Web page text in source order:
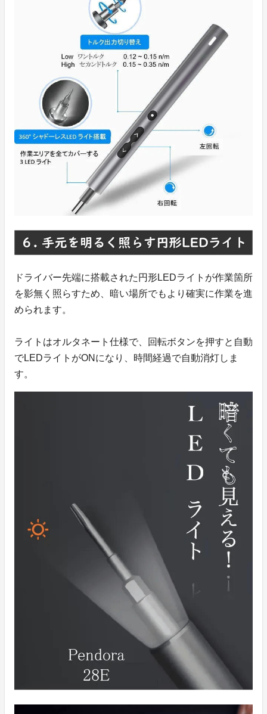
ドライバー先端に搭載された円形LEDライトが作業箇所
を影無く照らすため、暗い場所でもより確実に作業を進
められます。
ライトはオルタネート仕様で、回転ボタンを押すと自動
でLEDライトがONになり、時間経過で自動消灯しま
す。